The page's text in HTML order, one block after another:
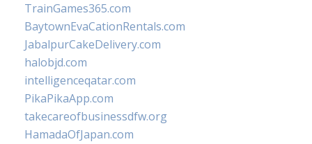
TrainGames365.com
BaytownEvaCationRentals.com
JabalpurCakeDelivery.com
halobjd.com
intelligenceqatar.com
PikaPikaApp.com
takecareofbusinessdfw.org
HamadaOfJapan.com